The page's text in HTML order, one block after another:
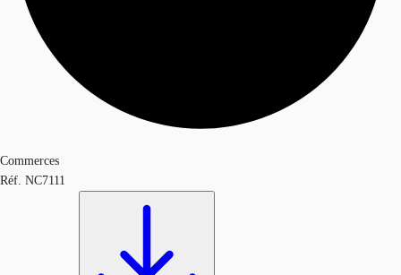
Commerces
Réf. NC7111